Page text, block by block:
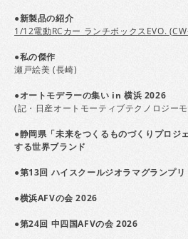
●新製品の紹介
1/12電動RCカー ランチボックスEVO.
●私の傑作
瀬戸絵美 (長崎)
●オートモデラーの集い in 横浜 2026
(記・日産オートモーティブテクノロジー
●静岡県「未来をつくるものづくりプロジ
する世界ブランド
●第13回 ハイスクールジオラマグランプリ
●横浜AFVの会 2026
●第24回 中四国AFVの会 2026